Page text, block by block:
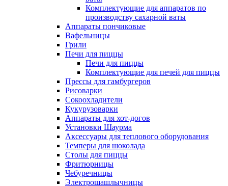
Комплектующие для аппаратов по
производству сахарной ваты
Аппараты пончиковые
Вафельницы
Грили
Печи для пиццы
Печи для пиццы
Комплектующие для печей для пиццы
Прессы для гамбургеров
Рисоварки
Сокоохладители
Кукурузоварки
Аппараты для хот-догов
Установки Шаурма
Аксессуары для теплового оборудования
Темперы для шоколада
Столы для пиццы
Фритюрницы
Чебуречницы
Электрошашлычницы